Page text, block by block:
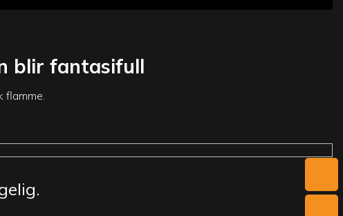
blir fantasifull
flamme.